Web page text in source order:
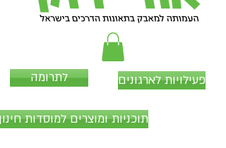
פעילויות לארגונים לתרומה
תוכניות ומוצרים למוסדות